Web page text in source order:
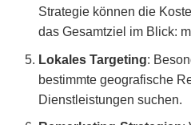
Strategie können die
das Gesamtziel im Blick:
Lokales Targeting:
bestimmte geografische
Dienstleistungen suchen.